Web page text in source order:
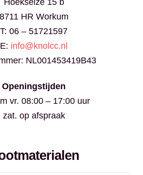
8711 HR Workum
T: 06 – 51721597
E: info@knolcc.nl
NL001453419B43
Openingstijden
vr. 08:00 – 17:00 uur
zat. op afspraak